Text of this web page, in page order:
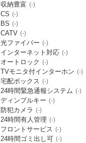
収納豊富 (-)
CS (-)
BS (-)
CATV (-)
光ファイバー (-)
インターネット対応 (-)
オートロック (-)
TVモニタ付インターホン (-)
宅配ボックス (-)
24時間緊急通報システム (-)
ディンプルキー (-)
防犯カメラ (-)
24時間有人管理 (-)
フロントサービス (-)
24時間ゴミ出し可 (-)